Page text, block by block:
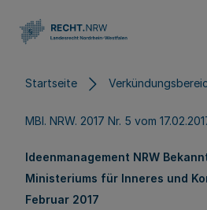
Startseite
MBl. NRW. 2017 Nr. 5 vom
Ideenmanagement NRW
Ministeriums für Inneres und
Februar 2017